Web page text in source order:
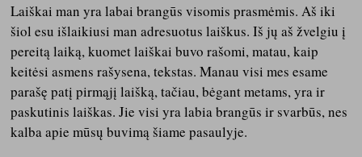
Laiškai man yra labai brangūs visomis prasmėmis. Aš iki
šiol esu išlaikiusi man adresuotus laiškus. Iš jų aš žvelgiu į
pereitą laiką, kuomet laiškai buvo rašomi, matau, kaip
keitėsi asmens rašysena, tekstas. Manau visi mes esame
parašę patį pirmąjį laišką, tačiau, bėgant metams, yra ir
paskutinis laiškas. Jie visi yra labia brangūs ir svarbūs, nes
kalba apie mūsų buvimą šiame pasaulyje.